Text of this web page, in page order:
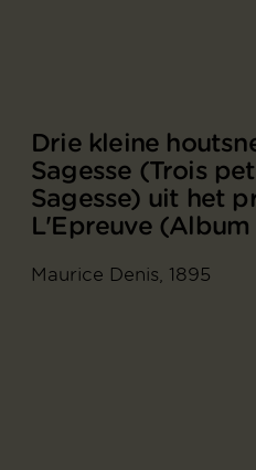
Drie kleine
Sagesse (Trois
Sagesse) uit het
L'Epreuve (Album
Maurice Denis, 1895